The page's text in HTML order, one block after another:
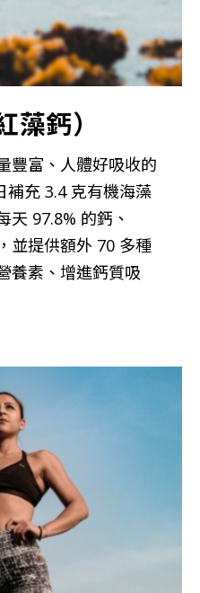
鈣）
豐富、人體好吸收的
補充 3.4 克有機海藻
天 97.8% 的鈣、
並提供額外 70 多種
養素、增進鈣質吸